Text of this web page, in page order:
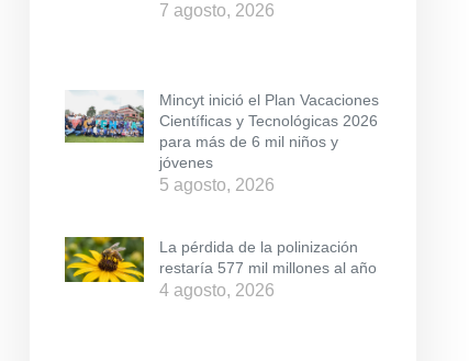
7 agosto, 2026
Mincyt inició el Plan Vacaciones
Científicas y Tecnológicas 2026
para más de 6 mil niños y
jóvenes
5 agosto, 2026
La pérdida de la polinización
restaría 577 mil millones al año
4 agosto, 2026